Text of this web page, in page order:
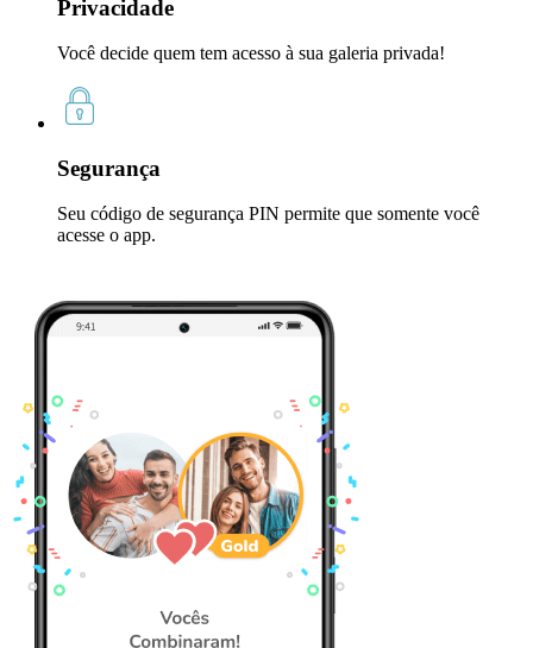
Privacidade
Você decide quem tem acesso à sua galeria privada!
Segurança
Seu código de segurança PIN permite que somente você
acesse o app.